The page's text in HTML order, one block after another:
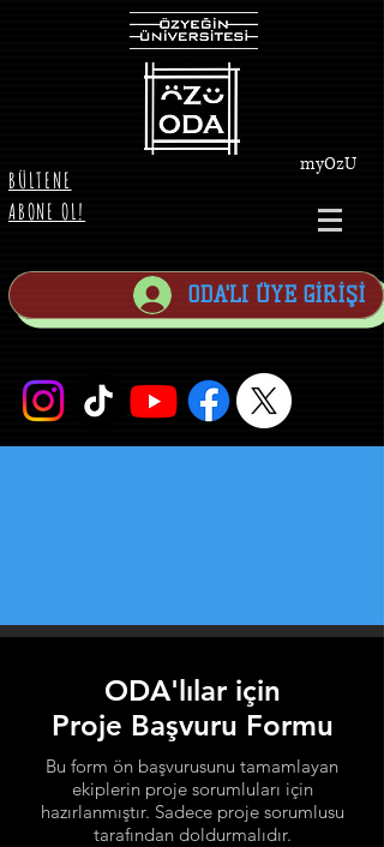
BÜLTENE
ABONE OL!
myOzU
ODA'LI ÜYE GİRİŞİ
ODA'lılar için
Proje Başvuru Formu
Bu form ön başvurusunu tamamlayan
ekiplerin proje sorumluları için
hazırlanmıştır. Sadece proje sorumlusu
tarafından doldurmalıdır.